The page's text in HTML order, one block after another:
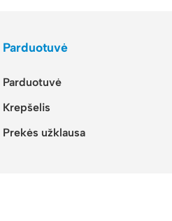
Parduotuvė
Parduotuvė
Krepšelis
Prekės užklausa